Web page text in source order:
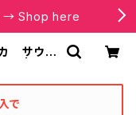
→ Shop here
サウン
で